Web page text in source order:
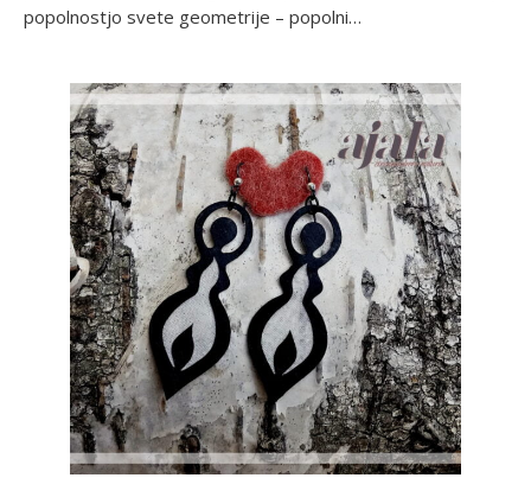
popolnostjo svete geometrije – popolni…